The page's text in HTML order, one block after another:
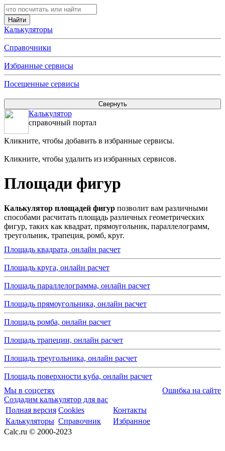
Калькуляторы
Справочники
Избранные сервисы
Посещенные сервисы
Калькулятор
справочный портал
Кликните, чтобы добавить в избранные сервисы.
Кликните, чтобы удалить из избранных сервисов.
Площади фигур
Калькулятор площадей фигур позволит вам различными
способами расчитать площадь различных геометрических
фигур, таких как квадрат, прямоугольник, параллелограмм,
треугольник, трапеция, ромб, круг.
Площадь квадрата, онлайн расчет
Площадь круга, онлайн расчет
Площадь параллелограмма, онлайн расчет
Площадь прямоугольника, онлайн расчет
Площадь ромба, онлайн расчет
Площадь трапеции, онлайн расчет
Площадь треугольника, онлайн расчет
Площадь поверхности куба, онлайн расчет
Мы в соцсетях
Ошибка на сайте
Создадим калькулятор для вас
Полная версия Cookies
Контакты
Калькуляторы Справочник
Избранное
Calc.ru © 2000-2023